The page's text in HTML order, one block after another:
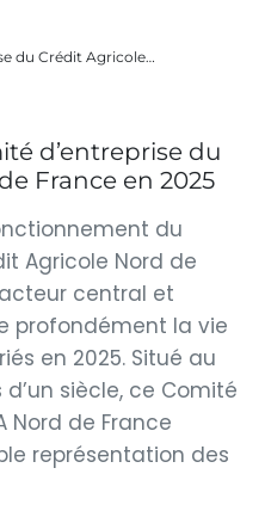
du Crédit Agricole…
d’entreprise du
France en 2025
du
Agricole Nord de
central et
profondément la vie
en 2025. Situé au
siècle, ce Comité
Nord de France
représentation des